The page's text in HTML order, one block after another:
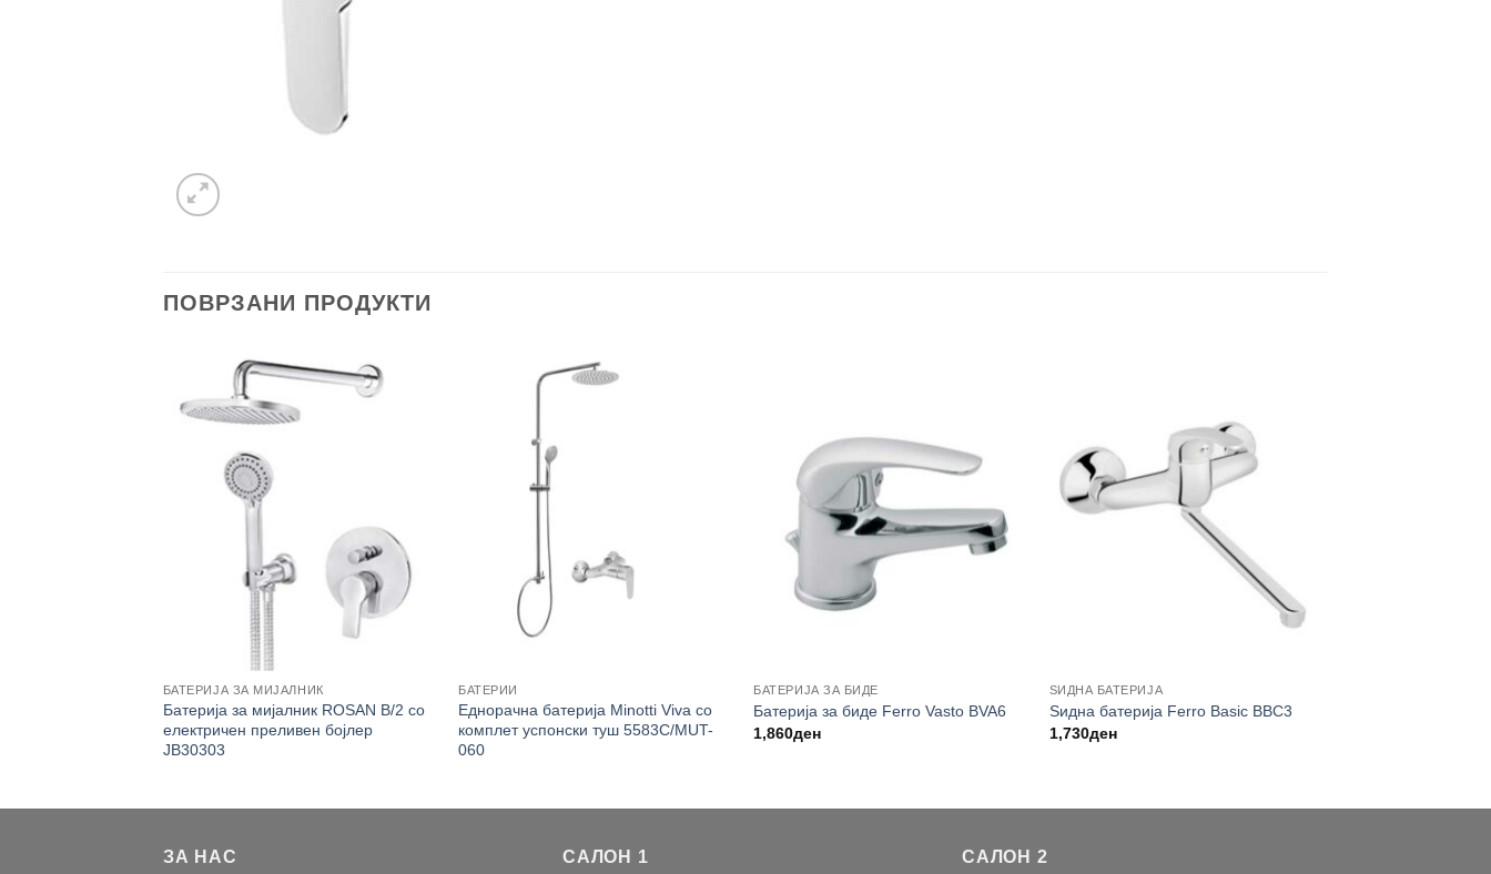
ПОВРЗАНИ ПРОДУКТИ
БАТЕРИЈА ЗА МИЈАЛНИК
Батерија за мијалник ROSAN B/2 со
електричен преливен бојлер
JB30303
БАТЕРИИ
Еднорачна батерија Minotti Viva со
комплет успонски туш 5583C/MUT-
060
БАТЕРИЈА ЗА БИДЕ
Батерија за биде Ferro Vasto BVA6
1,860ден
ЅИДНА БАТЕРИЈА
Ѕидна батерија Ferro Basic BBC3
1,730ден
ЗА НАС САЛОН 1 САЛОН 2